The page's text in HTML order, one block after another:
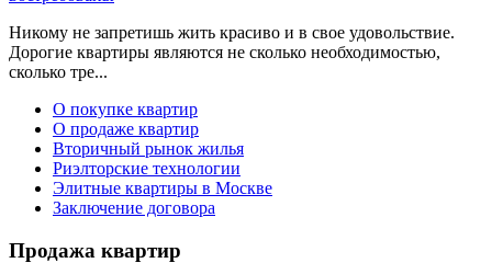
Никому не запретишь жить красиво и в свое удовольствие.
Дорогие квартиры являются не сколько необходимостью,
сколько тре...
О покупке квартир
О продаже квартир
Вторичный рынок жилья
Риэлторские технологии
Элитные квартиры в Москве
Заключение договора
Продажа квартир